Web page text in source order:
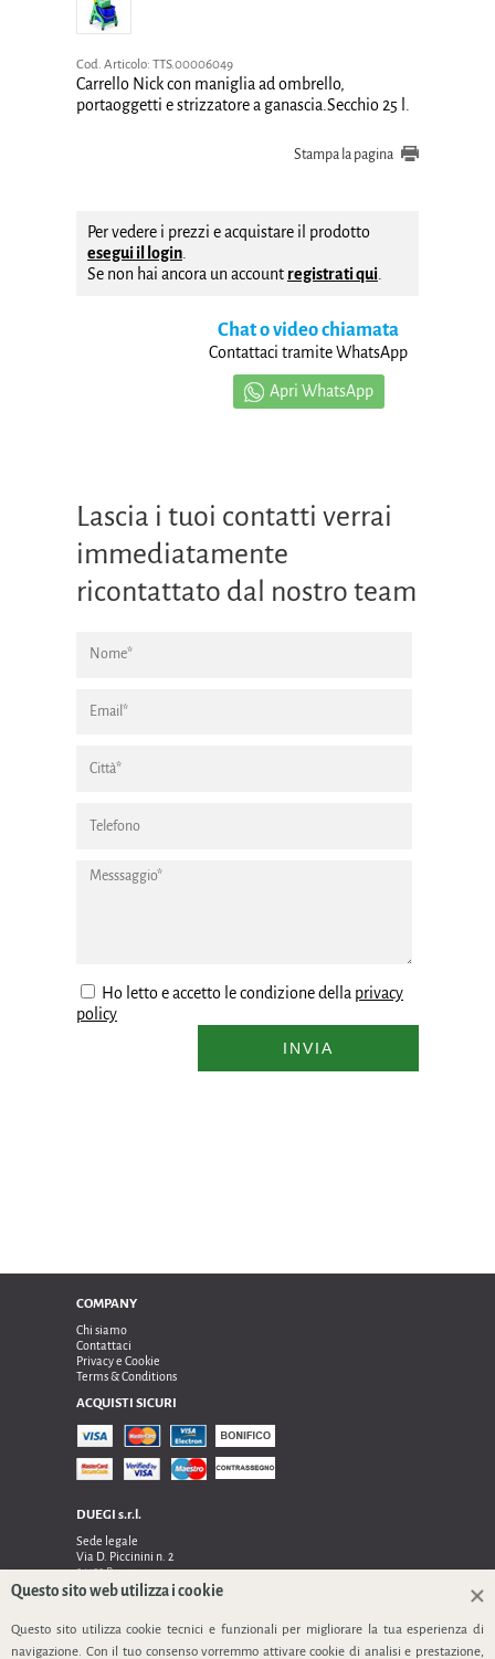
Cod. Articolo: TTS.00006049
Carrello Nick con maniglia ad ombrello,
portaoggetti e strizzatore a ganascia.Secchio 25 l.
Stampa la pagina
Per vedere i prezzi e acquistare il prodotto
esegui il login
Se non hai ancora un account registrati qui
Chat o video chiamata
Contattaci tramite WhatsApp
Apri WhatsApp
Lascia i tuoi contatti verrai
immediatamente
ricontattato dal nostro team
Ho letto e accetto le condizione della privacy
policy
INVIA
COMPANY
Chi siamo
Contattaci
Privacy e Cookie
Terms & Conditions
ACQUISTI SICURI
DUEGI s.r.l.
Sede legale
Via D. Piccinini n. 2
24122 Bergamo
Sede operativa e amministrativa:
24048 Treviolo (Bg)
TEL 0354128024, FAX 0354129132
Questo sito web utilizza i cookie
Questo sito utilizza cookie tecnici e funzionali per migliorare la tua esperienza di
navigazione. Con il tuo consenso vorremmo attivare cookie di analisi e prestazione,